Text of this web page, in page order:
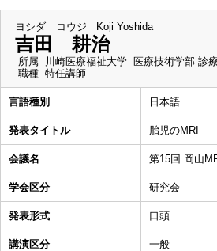
ヨシダ コウジ Koji Yoshida
吉田 耕治
所属
川崎医療福祉大学 医療技術学部 診
職種 特任講師
言語種別 日本語
発表タイトル 胎児のMRI
会議名 第15回 岡山
学会区分 研究会
発表形式 口頭
講演区分 一般